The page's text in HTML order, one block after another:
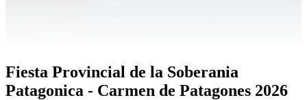
Fiesta Provincial de la Soberania
Patagonica - Carmen de Patagones 2026